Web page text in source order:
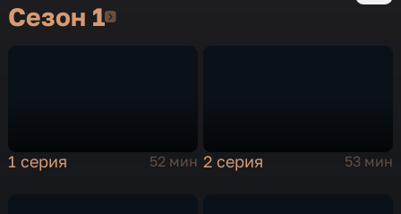
Сезон 1Сезон 1
1 серия 52 мин 2 серия 53 мин